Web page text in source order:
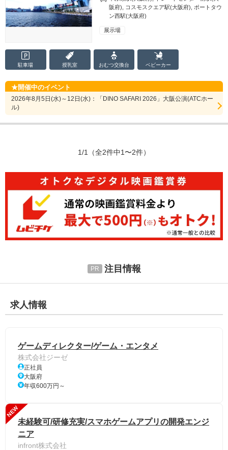
阪府)
コスモスクエア駅(大阪府)
ポートタウ
ン西駅(大阪府)
展示場
駐車場 授乳室 おむつ交換台 ベビーカー
開催中のイベント
2026年8月5日(水)～12日(水)：「DINO SAFARI 2026」大阪公演(ATCホー
ル)
1/1 （全2件中1〜2件）
注目情報
求人情報
ゲームディレクター/ゲーム・エンタメ
株式会社ジーゼ
正社員
大阪府
年収600万円～
NEW
未経験可/研修充実/スマホゲームアプリの開発エンジ
ニア
infront株式会社